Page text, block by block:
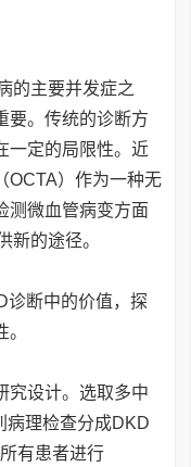
的主要并发症之
要。传统的诊断方
一定的局限性。近
OCTA）作为一种无
测微血管病变方面
新的途径。
诊断中的价值，探
究设计。选取多中
病理检查分成DKD
有患者进行